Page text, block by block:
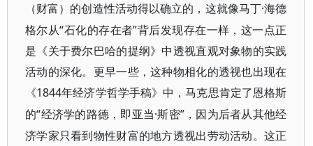
（财富）的创造性活动得以确立的，这就像马丁·海德
格尔从“石化的存在者”背后发现存在一样，这一点正
是《关于费尔巴哈的提纲》中透视直观对象物的实践
活动的深化。更早一些，这种物相化的透视也出现在
《1844年经济学哲学手稿》中，马克思肯定了恩格斯
的“经济学的路德，即亚当·斯密”，因为后者从其他经
济学家只看到物性财富的地方透视出劳动活动。这正